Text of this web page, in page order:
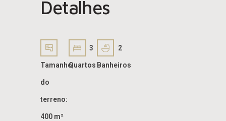
Detalhes
Tamanho
do
terreno:
400 m²
3
Quartos
2
Banheiros